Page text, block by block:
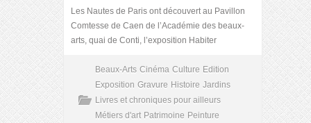
Les Nautes de Paris ont découvert au Pavillon
Comtesse de Caen de l’Académie des beaux-
arts, quai de Conti, l’exposition Habiter
Beaux-Arts Cinéma Culture Edition
Exposition Gravure Histoire Jardins
Livres et chroniques pour ailleurs
Métiers d'art Patrimoine Peinture